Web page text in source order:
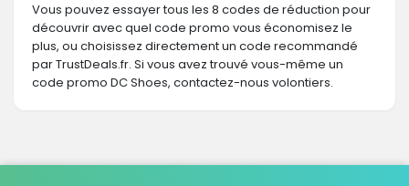
Vous pouvez essayer tous les 8 codes de réduction pour
découvrir avec quel code promo vous économisez le
plus, ou choisissez directement un code recommandé
par TrustDeals.fr. Si vous avez trouvé vous-même un
code promo DC Shoes, contactez-nous volontiers.